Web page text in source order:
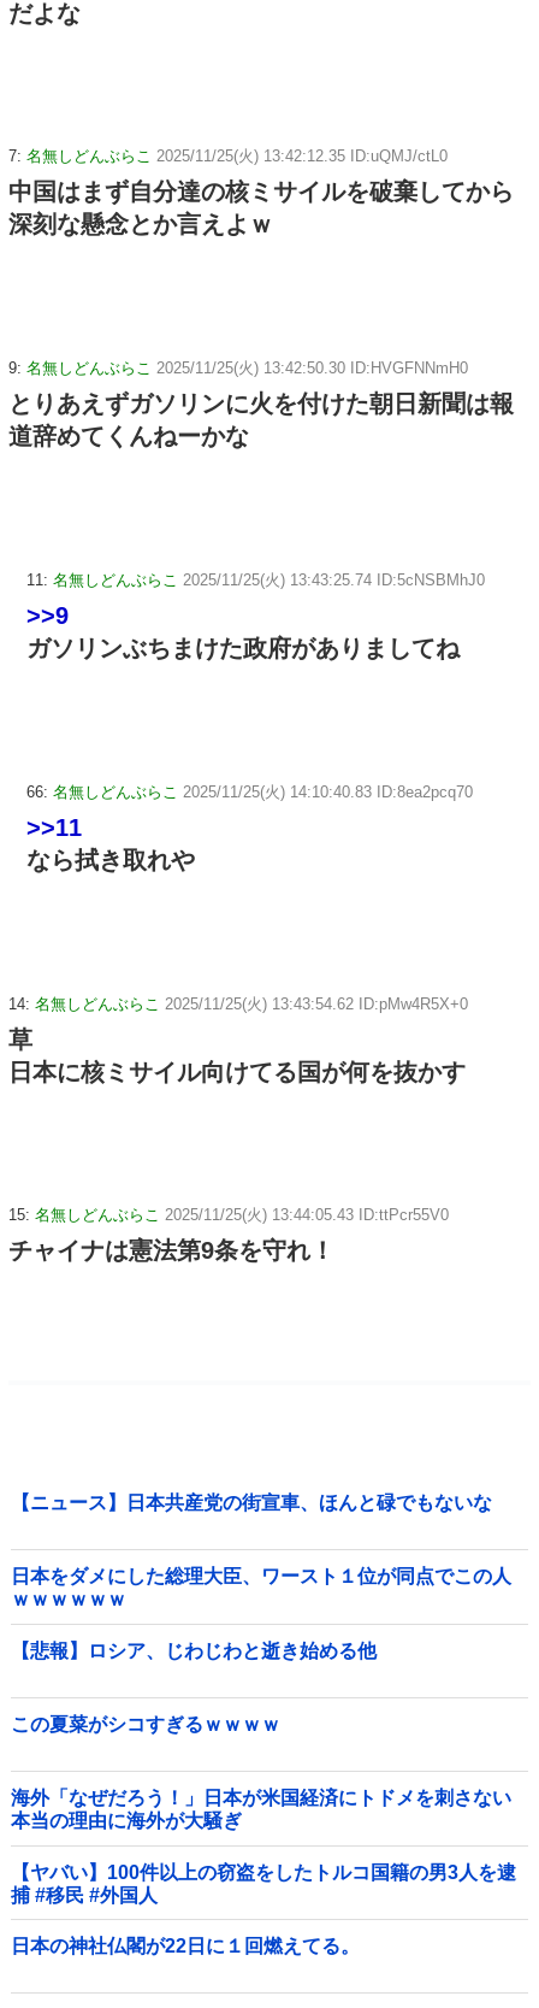
だよな
7: 名無しどんぶらこ 2025/11/25(火) 13:42:12.35 ID:uQMJ/ctL0
中国はまず自分達の核ミサイルを破棄してから
深刻な懸念とか言えよｗ
9: 名無しどんぶらこ 2025/11/25(火) 13:42:50.30 ID:HVGFNNmH0
とりあえずガソリンに火を付けた朝日新聞は報
道辞めてくんねーかな
11: 名無しどんぶらこ 2025/11/25(火) 13:43:25.74 ID:5cNSBMhJ0
>>9
ガソリンぶちまけた政府がありましてね
66: 名無しどんぶらこ 2025/11/25(火) 14:10:40.83 ID:8ea2pcq70
>>11
なら拭き取れや
14: 名無しどんぶらこ 2025/11/25(火) 13:43:54.62 ID:pMw4R5X+0
草
日本に核ミサイル向けてる国が何を抜かす
15: 名無しどんぶらこ 2025/11/25(火) 13:44:05.43 ID:ttPcr55V0
チャイナは憲法第9条を守れ！
【ニュース】日本共産党の街宣車、ほんと碌でもないな
日本をダメにした総理大臣、ワースト１位が同点でこの人
ｗｗｗｗｗｗ
【悲報】ロシア、じわじわと逝き始める他
この夏菜がシコすぎるｗｗｗｗ
海外「なぜだろう！」日本が米国経済にトドメを刺さない
本当の理由に海外が大騒ぎ
【ヤバい】100件以上の窃盗をしたトルコ国籍の男3人を逮
捕 #移民 #外国人
日本の神社仏閣が22日に１回燃えてる。